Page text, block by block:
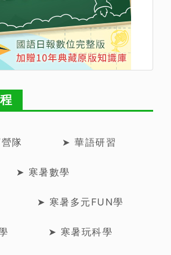
隊 ➤ 華語研習
➤ 寒暑數學
➤ 寒暑多元FUN學
➤ 寒暑玩科學